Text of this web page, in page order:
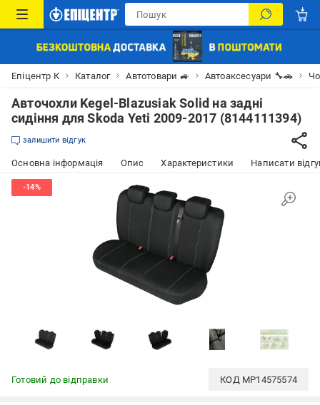
Епіцентр К Каталог Автотовари 🚙 Автоаксесуари 🔧🚗
Авточохли Kegel-Blazusiak Solid на задні
сидіння для Skoda Yeti 2009-2017 (8144111394)
залишити відгук
Основна інформація Опис Характеристики Написати
Готовий до відправки КОД MP14575574